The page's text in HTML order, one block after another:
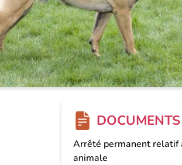
DOCUMENTS
Arrêté permanent relatif
animale